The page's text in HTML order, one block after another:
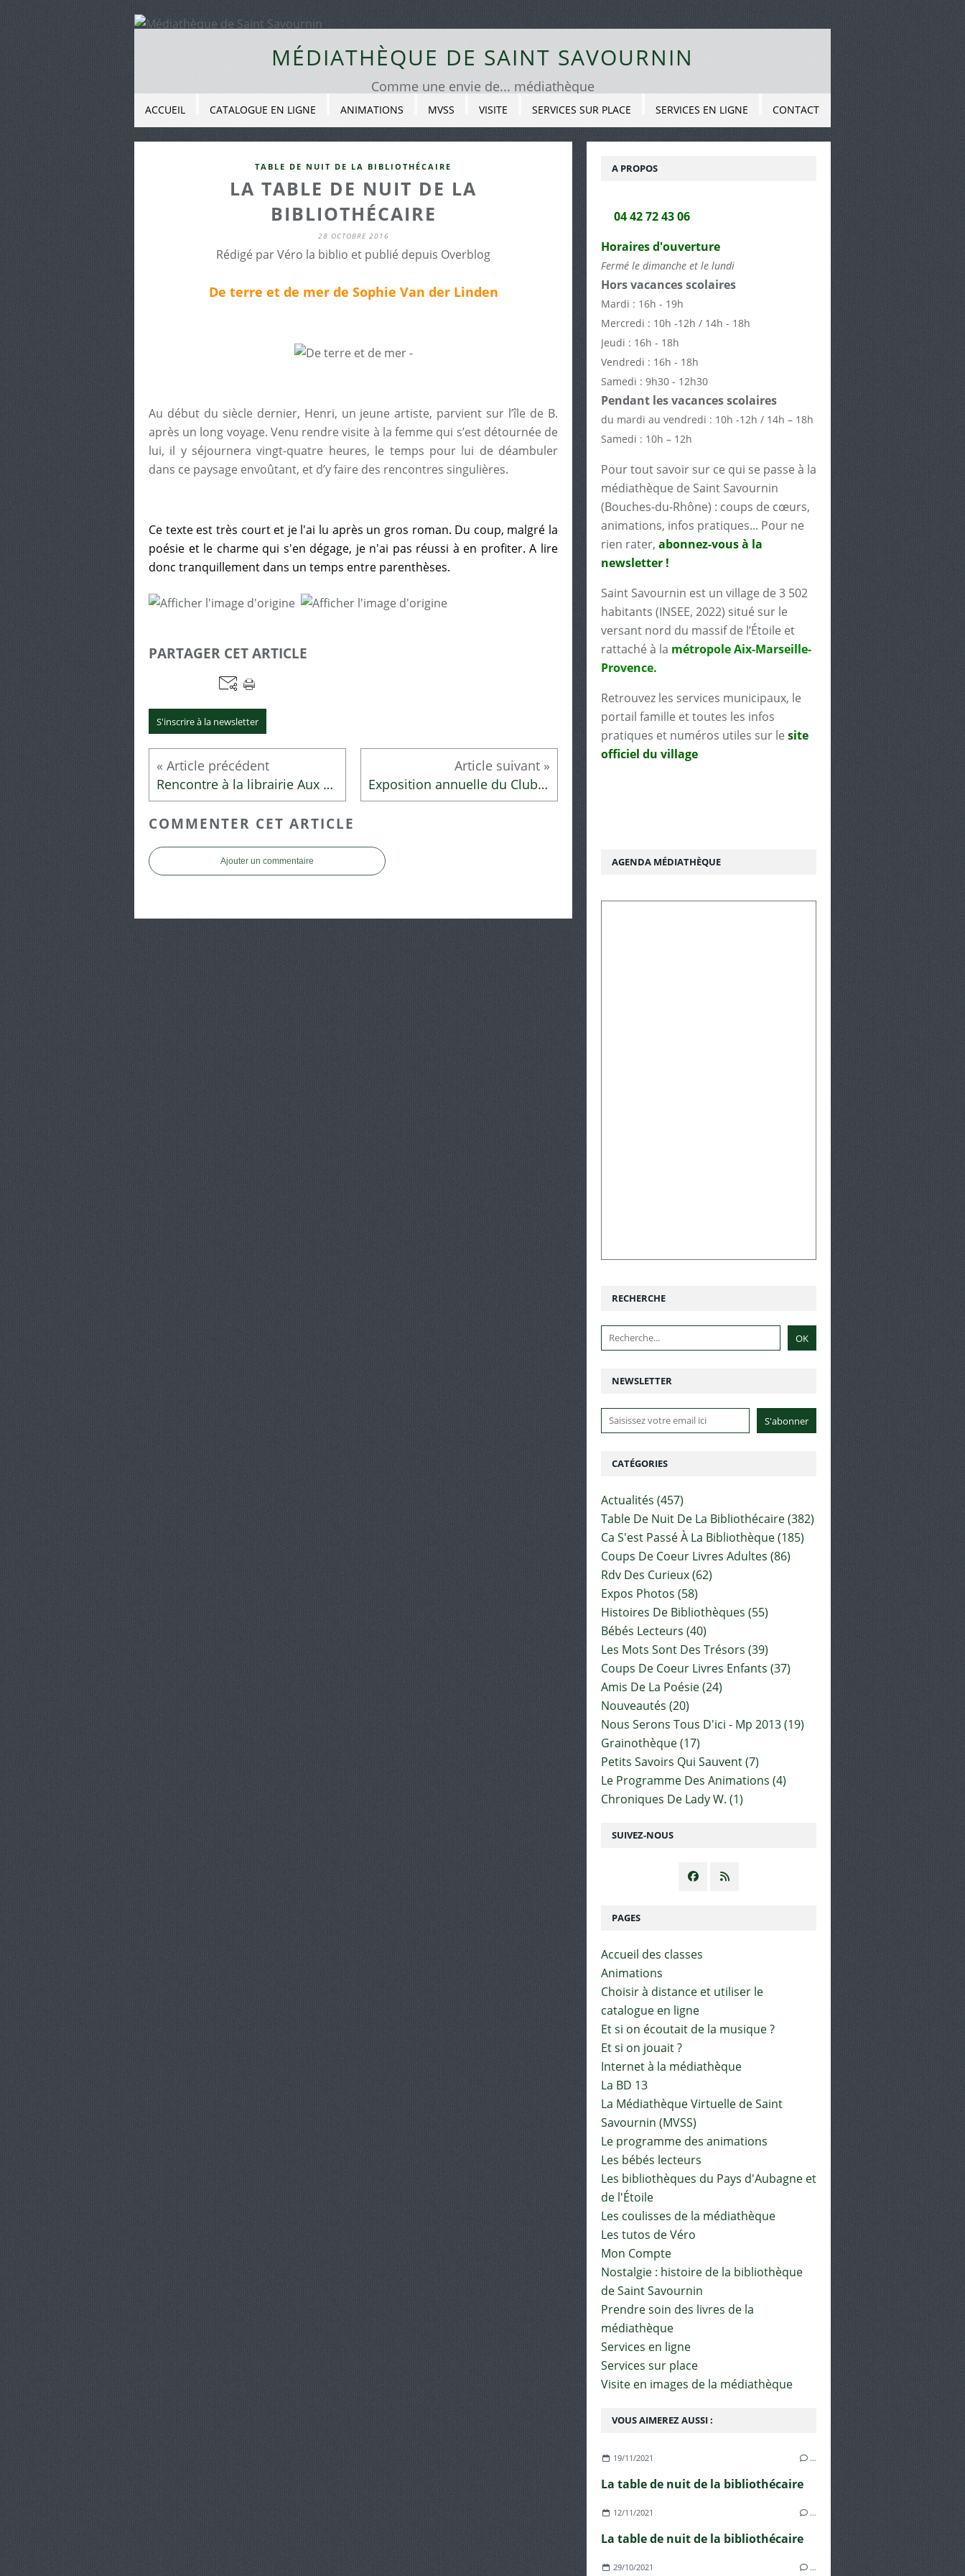
MÉDIATHÈQUE DE SAINT SAVOURNIN
Comme une envie de... médiathèque
ACCUEIL CATALOGUE EN LIGNE ANIMATIONS MVSS VISITE SERVICES SUR PLACE SERVICES EN LIGNE CONTACT
TABLE DE NUIT DE LA BIBLIOTHÉCAIRE
LA TABLE DE NUIT DE LA
BIBLIOTHÉCAIRE
28 OCTOBRE 2016
Rédigé par Véro la biblio et publié depuis Overblog
De terre et de mer de Sophie Van der Linden
Au début du siècle dernier, Henri, un jeune artiste, parvient sur l’île de B.
après un long voyage. Venu rendre visite à la femme qui s’est détournée de
lui, il y séjournera vingt-quatre heures, le temps pour lui de déambuler
dans ce paysage envoûtant, et d’y faire des rencontres singulières.
Ce texte est très court et je l'ai lu après un gros roman. Du coup, malgré la
poésie et le charme qui s'en dégage, je n'ai pas réussi à en profiter. A lire
donc tranquillement dans un temps entre parenthèses.
PARTAGER CET ARTICLE
S'inscrire à la newsletter
Rencontre à la librairie Aux vents des mots Exposition annuelle du Club Photo Saint Savournin
COMMENTER CET ARTICLE
Ajouter un commentaire
NEWSLETTER
SUIVEZ-NOUS
RECHERCHE
VOUS AIMEREZ AUSSI :
19/11/2021 …
La table de nuit de la bibliothécaire
12/11/2021 …
La table de nuit de la bibliothécaire
29/10/2021 …
PAGES
Accueil des classes
Animations
Choisir à distance et utiliser le
catalogue en ligne
Et si on écoutait de la musique ?
Et si on jouait ?
Internet à la médiathèque
La BD 13
La Médiathèque Virtuelle de Saint
Savournin (MVSS)
Le programme des animations
Les bébés lecteurs
Les bibliothèques du Pays d'Aubagne et
de l'Étoile
Les coulisses de la médiathèque
Les tutos de Véro
Mon Compte
Nostalgie : histoire de la bibliothèque
de Saint Savournin
Prendre soin des livres de la
médiathèque
Services en ligne
Services sur place
Visite en images de la médiathèque
CATÉGORIES
Actualités (457)
Table De Nuit De La Bibliothécaire(382)
Ca S'est Passé À La Bibliothèque(185)
Coups De Coeur Livres Adultes (86)
Rdv Des Curieux(62)
Expos Photos (58)
Histoires De Bibliothèques (55)
Bébés Lecteurs (40)
Les Mots Sont Des Trésors (39)
Coups De Coeur Livres Enfants (37)
Amis De La Poésie(24)
Nouveautés (20)
Nous Serons Tous D'ici - Mp 2013(19)
Grainothèque(17)
Petits Savoirs Qui Sauvent(7)
Le Programme Des Animations (4)
Chroniques De Lady W. (1)
A PROPOS
04 42 72 43 06
Horaires d'ouverture
Fermé le dimanche et le lundi
Hors vacances scolaires
Mardi : 16h - 19h
Mercredi : 10h -12h / 14h - 18h
Jeudi : 16h - 18h
Vendredi : 16h - 18h
Samedi : 9h30 - 12h30
Pendant les vacances scolaires
du mardi au vendredi : 10h -12h / 14h – 18h
Samedi : 10h – 12h
Pour tout savoir sur ce qui se passe à la
médiathèque de Saint Savournin
(Bouches-du-Rhône) : coups de cœurs,
animations, infos pratiques... Pour ne
rien rater, abonnez-vous à la
newsletter !
Saint Savournin est un village de 3 502
habitants (INSEE, 2022) situé sur le
versant nord du massif de l’Étoile et
rattaché à la métropole Aix-Marseille-
Provence.
Retrouvez les services municipaux, le
portail famille et toutes les infos
pratiques et numéros utiles sur le site
officiel du village
AGENDA MÉDIATHÈQUE